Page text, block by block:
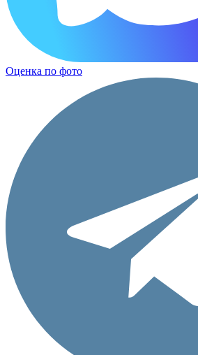
Оценка по фото